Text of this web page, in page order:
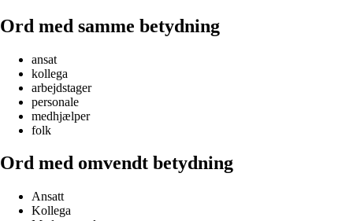
Ord med samme betydning
ansat
kollega
arbejdstager
personale
medhjælper
folk
Ord med omvendt betydning
Ansatt
Kollega